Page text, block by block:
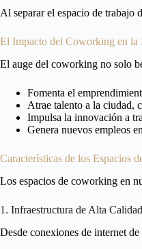
Al separar el espacio de trabajo
El Impacto del Coworking en la
El auge del coworking no solo
Fomenta el
Atrae talento a la ciudad,
Impulsa la innovación a
Genera nuevos empleos
Características de los Espacios
Los espacios de coworking en
1. Infraestructura de Alta Calidad
Desde conexiones de internet